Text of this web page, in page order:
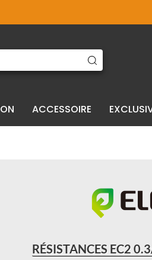
ACCESSOIRE
RÉSISTANCES EC2